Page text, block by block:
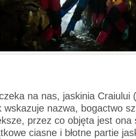
na nas, jaskinia Craiului (
wskazuje nazwa, bogactwo
przez co objęta jest ona
ciasne i błotne partie